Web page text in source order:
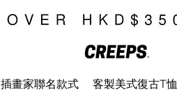
插畫家聯名款式 客製美式復古T恤